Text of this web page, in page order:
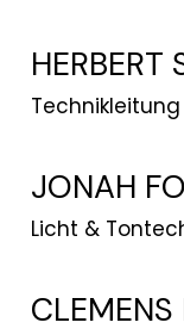
HERBERT
JONAH
Licht &
CLEMENS